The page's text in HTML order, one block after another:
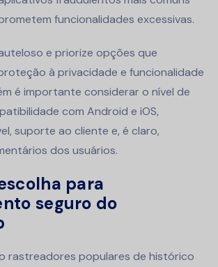
funcionalidades excessivas.
e priorize opções que
à privacidade e funcionalidade
é importante considerar o nível de
com Android e iOS,
suporte ao cliente e, é claro,
dos usuários.
para
seguro do
rastreadores populares de histórico